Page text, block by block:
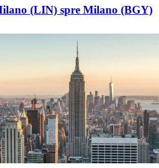
(LIN) spre Milano (BGY)